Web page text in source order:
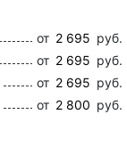
от 2 695 руб.
от 2 695 руб.
от 2 695 руб.
от 2 800 руб.